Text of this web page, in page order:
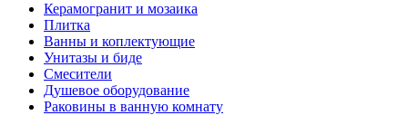
Керамогранит и мозаика
Плитка
Ванны и коплектующие
Унитазы и биде
Смесители
Душевое оборудование
Раковины в ванную комнату